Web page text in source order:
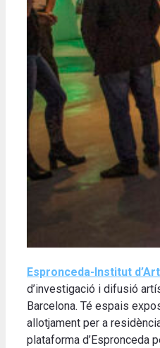
Espronceda-Institut
d’investigació i difusió
Barcelona. Té espais
allotjament per a
plataforma d’Espronceda